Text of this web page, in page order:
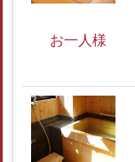
お一人様